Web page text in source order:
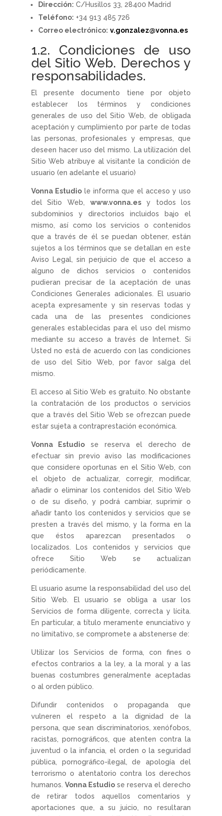
Dirección: C/Husillos 33, 28400 Madrid
Teléfono: +34 913 485 726
Correo electrónico: v.gonzalez@vonna.es
1.2. Condiciones de uso
del Sitio Web. Derechos y
responsabilidades.
El presente documento tiene por objeto
establecer los términos y condiciones
generales de uso del Sitio Web, de obligada
aceptación y cumplimiento por parte de todas
las personas, profesionales y empresas, que
deseen hacer uso del mismo. La utilización del
Sitio Web atribuye al visitante la condición de
usuario (en adelante el usuario)
Vonna Estudiole informa que el acceso y uso
del Sitio Web, www.vonna.es y todos los
subdominios y directorios incluidos bajo el
mismo, así como los servicios o contenidos
que a través de él se puedan obtener, están
sujetos a los términos que se detallan en este
Aviso Legal, sin perjuicio de que el acceso a
alguno de dichos servicios o contenidos
pudieran precisar de la aceptación de unas
Condiciones Generales adicionales. El usuario
acepta expresamente y sin reservas todas y
cada una de las presentes condiciones
generales establecidas para el uso del mismo
mediante su acceso a través de Internet. Si
Usted no está de acuerdo con las condiciones
de uso del Sitio Web, por favor salga del
mismo.
El acceso al Sitio Web es gratuito. No obstante
la contratación de los productos o servicios
que a través del Sitio Web se ofrezcan puede
estar sujeta a contraprestación económica.
Vonna Estudio se reserva el derecho de
efectuar sin previo aviso las modificaciones
que considere oportunas en el Sitio Web, con
el objeto de actualizar, corregir, modificar,
añadir o eliminar los contenidos del Sitio Web
o de su diseño, y podrá cambiar, suprimir o
añadir tanto los contenidos y servicios que se
presten a través del mismo, y la forma en la
que éstos aparezcan presentados o
localizados. Los contenidos y servicios que
ofrece Sitio Web se actualizan
periódicamente.
El usuario asume la responsabilidad del uso del
Sitio Web. El usuario se obliga a usar los
Servicios de forma diligente, correcta y lícita.
En particular, a título meramente enunciativo y
no limitativo, se compromete a abstenerse de:
Utilizar los Servicios de forma, con fines o
efectos contrarios a la ley, a la moral y a las
buenas costumbres generalmente aceptadas
o al orden público.
Difundir contenidos o propaganda que
vulneren el respeto a la dignidad de la
persona, que sean discriminatorios, xenófobos,
racistas, pornográficos, que atenten contra la
juventud o la infancia, el orden o la seguridad
pública, pornográfico-ilegal, de apología del
terrorismo o atentatorio contra los derechos
humanos. Vonna Estudiose reserva el derecho
de retirar todos aquellos comentarios y
aportaciones que, a su juicio, no resultaran